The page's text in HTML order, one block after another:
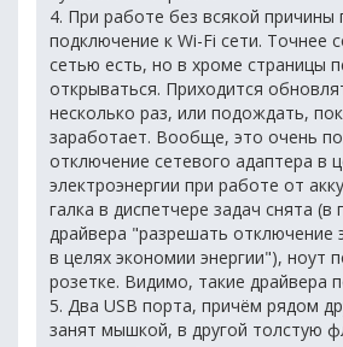
4. При работе без всякой причины
подключение к Wi-Fi сети. Точнее
сетью есть, но в хроме страницы
открываться. Приходится
несколько раз, или подождать,
заработает. Вообще, это очень
отключение сетевого адаптера в
электроэнергии при работе от
галка в диспетчере задач снята (в
драйвера "разрешать отключение
в целях экономии энергии"), ноут
розетке. Видимо, такие драйвера
5. Два USB порта, причём рядом
занят мышкой, в другой толстую